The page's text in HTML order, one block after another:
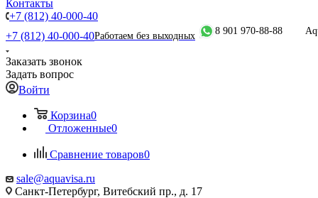
Контакты
+7 (812) 40-000-40
+7 (812) 40-000-40Работаем без выходных 8 901 970-88-88
Заказать звонок
Задать вопрос
Войти
Корзина0
Отложенные0
Сравнение товаров0
sale@aquavisa.ru
Санкт-Петербург, Витебский пр., д. 17